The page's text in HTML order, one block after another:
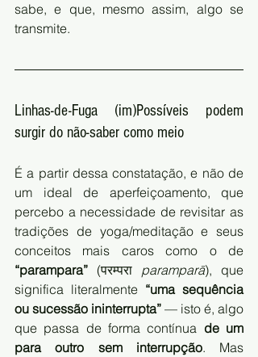
sabe, e que, mesmo assim, algo se
transmite.
Linhas-de-Fuga (im)Possíveis podem
surgir do não-saber como meio
É a partir dessa constatação, e não de
um ideal de aperfeiçoamento, que
percebo a necessidade de revisitar as
tradições de yoga/meditação e seus
“parampara” (परम्परा paramparā), que
significa literalmente “uma sequência
ou sucessão ininterrupta” — isto é, algo
que passa de forma contínua de um
para outro sem interrupção. Mas